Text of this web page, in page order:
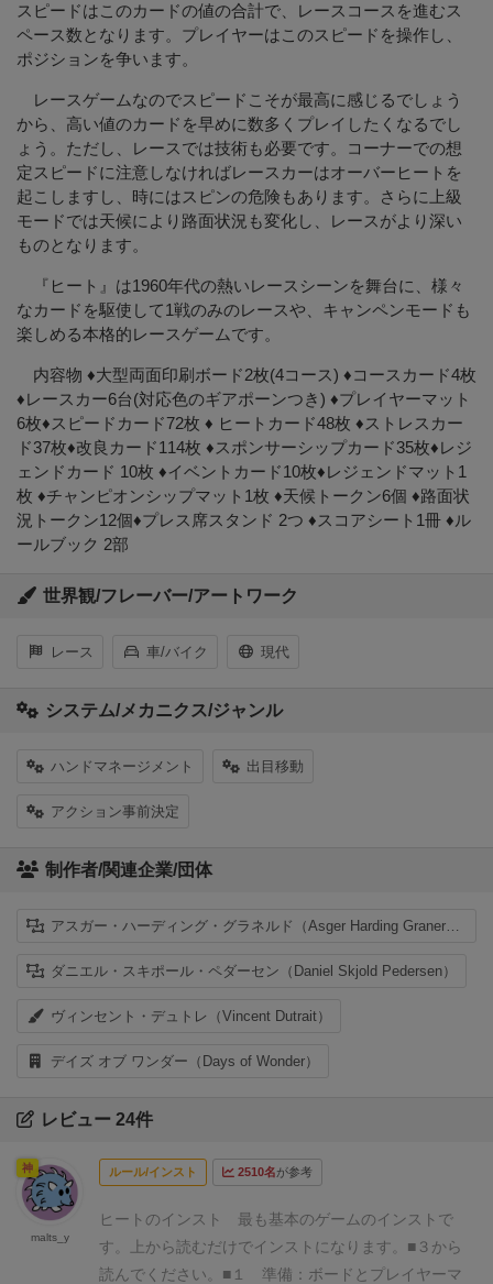
スピードはこのカードの値の合計で、レースコースを進むス
ペース数となります。プレイヤーはこのスピードを操作し、
ポジションを争います。
レースゲームなのでスピードこそが最高に感じるでしょう
から、高い値のカードを早めに数多くプレイしたくなるでし
ょう。ただし、レースでは技術も必要です。コーナーでの想
定スピードに注意しなければレースカーはオーバーヒートを
起こしますし、時にはスピンの危険もあります。さらに上級
モードでは天候により路面状況も変化し、レースがより深い
ものとなります。
『ヒート』は1960年代の熱いレースシーンを舞台に、様々
なカードを駆使して1戦のみのレースや、キャンペンモードも
楽しめる本格的レースゲームです。
内容物 ♦大型両面印刷ボード2枚(4コース) ♦コースカード4枚
♦レースカー6台(対応色のギアポーンつき) ♦プレイヤーマット
6枚♦スピードカード72枚 ♦ ヒートカード48枚 ♦ストレスカー
ド37枚♦改良カード114枚 ♦スポンサーシップカード35枚♦レジ
ェンドカード 10枚 ♦イベントカード10枚♦レジェンドマット1
枚 ♦チャンピオンシップマット1枚 ♦天候トークン6個 ♦路面状
況トークン12個♦プレス席スタンド 2つ ♦スコアシート1冊 ♦ル
ールブック 2部
世界観/フレーバー/アートワーク
レース 車/バイク 現代
システム/メカニクス/ジャンル
ハンドマネージメント 出目移動
アクション事前決定
制作者/関連企業/団体
アスガー・ハーディング・グラネルド（Asger Harding Granerud）
ダニエル・スキポール・ペダーセン（Daniel Skjold Pedersen）
ヴィンセント・デュトレ（Vincent Dutrait）
デイズ オブ ワンダー（Days of Wonder）
レビュー 24件
ルール/インスト 2510名が参考
ヒートのインスト
最も基本のゲームのインストで
す。上から読むだけでインストになります。■３から
読んでください。 ■１ 準備：ボードとプレイヤーマ
神
malts_y